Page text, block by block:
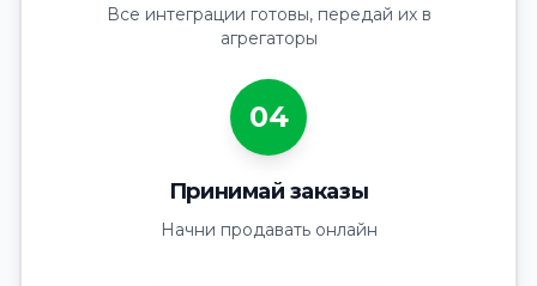
Все интеграции готовы, передай их в
агрегаторы
04
Принимай заказы
Начни продавать онлайн